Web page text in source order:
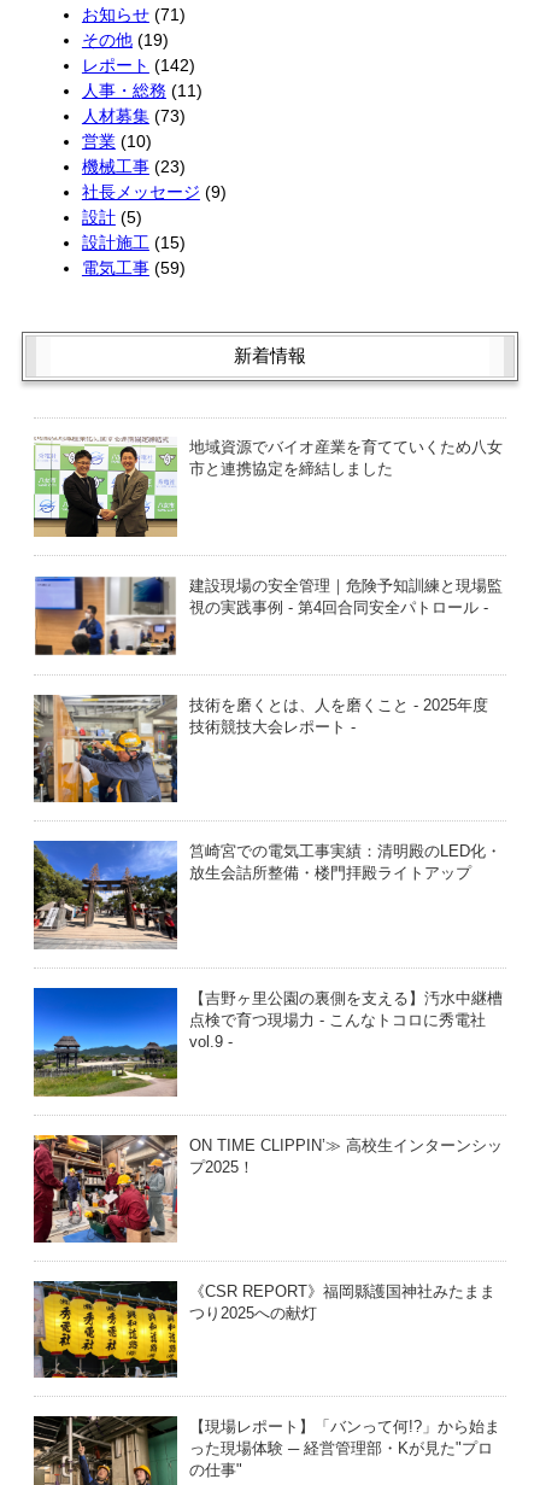
お知らせ(71)
その他(19)
レポート (142)
人事・総務 (11)
人材募集(73)
営業(10)
機械工事(23)
社長メッセージ (9)
設計(5)
設計施工 (15)
電気工事(59)
新着情報
地域資源でバイオ産業を育てていくため八女
市と連携協定を締結しました
建設現場の安全管理｜危険予知訓練と現場監
視の実践事例 - 第4回合同安全パトロール -
技術を磨くとは、人を磨くこと - 2025年度
技術競技大会レポート -
筥崎宮での電気工事実績：清明殿のLED化・
放生会詰所整備・楼門拝殿ライトアップ
【吉野ヶ里公園の裏側を支える】汚水中継槽
点検で育つ現場力 - こんなトコロに秀電社
vol.9 -
ON TIME CLIPPIN’≫ 高校生インターンシッ
プ2025！
《CSR REPORT》福岡縣護国神社みたまま
つり2025への献灯
【現場レポート】「バンって何!?」から始ま
った現場体験 ─ 経営管理部・Kが見た"プロ
の仕事"